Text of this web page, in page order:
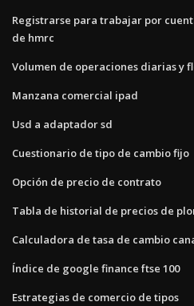
Registrarse para trabajar por
de hmrc
Volumen de operaciones diarias y
Manzana comercial ipad
Usd a adaptador sd
Cuestionario de tipo de cambio fijo
Opción de precio de contrato
Tabla de historial de precios de
Calculadora de tasa de cambio
Índice de google finance ftse 100
Estrategias de comercio de tipos